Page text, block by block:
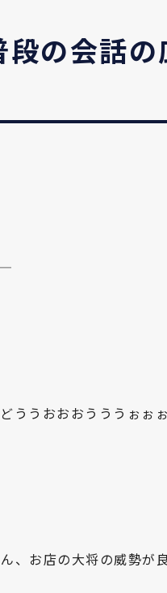
の会話
ううおおおうううぉぉ
、お店の大将の威勢が